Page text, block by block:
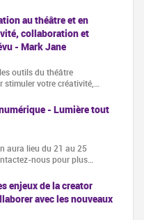
au théâtre et en
collaboration et
- Mark Jane
outils du théâtre
votre créativité,…
- Lumière tout
aura lieu du 21 au 25
nous pour plus…
enjeux de la creator
avec les nouveaux